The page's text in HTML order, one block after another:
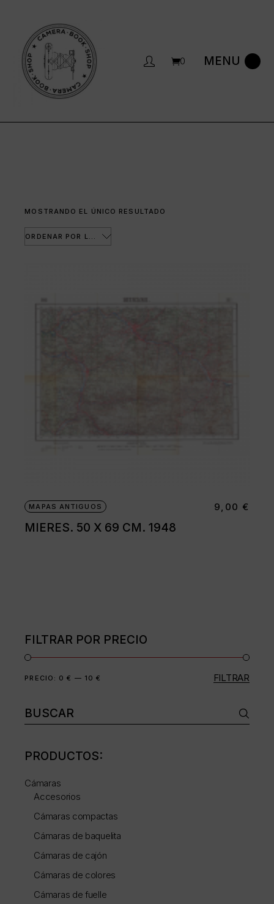
0
MOSTRANDO EL ÚNICO RESULTADO
MAPAS ANTIGUOS
MIERES. 50 X 69 CM. 1948
9,00 €
FILTRAR POR PRECIO
Precio
Precio FILTRAR
PRECIO: 0 € — 10 €
Buscar:
PRODUCTOS:
Cámaras
Accesorios
Cámaras compactas
Cámaras de baquelita
Cámaras de cajón
Cámaras de colores
Cámaras de fuelle